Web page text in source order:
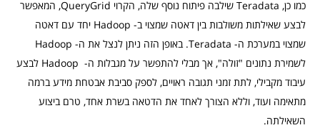
כמו כן, Teradata שילבה פיתוח נוסף שלה, הקרוי QueryGrid, המאפשר
לבצע שאילתות משולבות בין דאטה שמצוי ב- Hadoop יחד עם דאטה
שמצוי במערכת ה- Teradata. באופן הזה ניתן לנצל את ה- Hadoop
לשמירת נתונים "זולה", אך מבלי להתפשר על מגבלות ה- Hadoop לבצע
עיבוד מקבילי, לתת זמני תגובה ראויים, לספק סביבת אבטחת מידע ברמה
מתאימה ועוד, וללא הצורך לאחד את הדטאה בשרת אחד, טרם ביצוע
השאילתה.